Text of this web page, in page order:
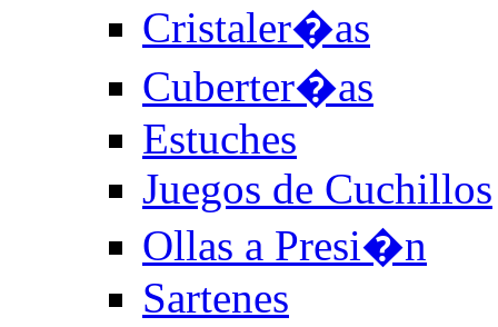
Cristaler�as
Cuberter�as
Estuches
Juegos de Cuchillos
Ollas a Presi�n
Sartenes